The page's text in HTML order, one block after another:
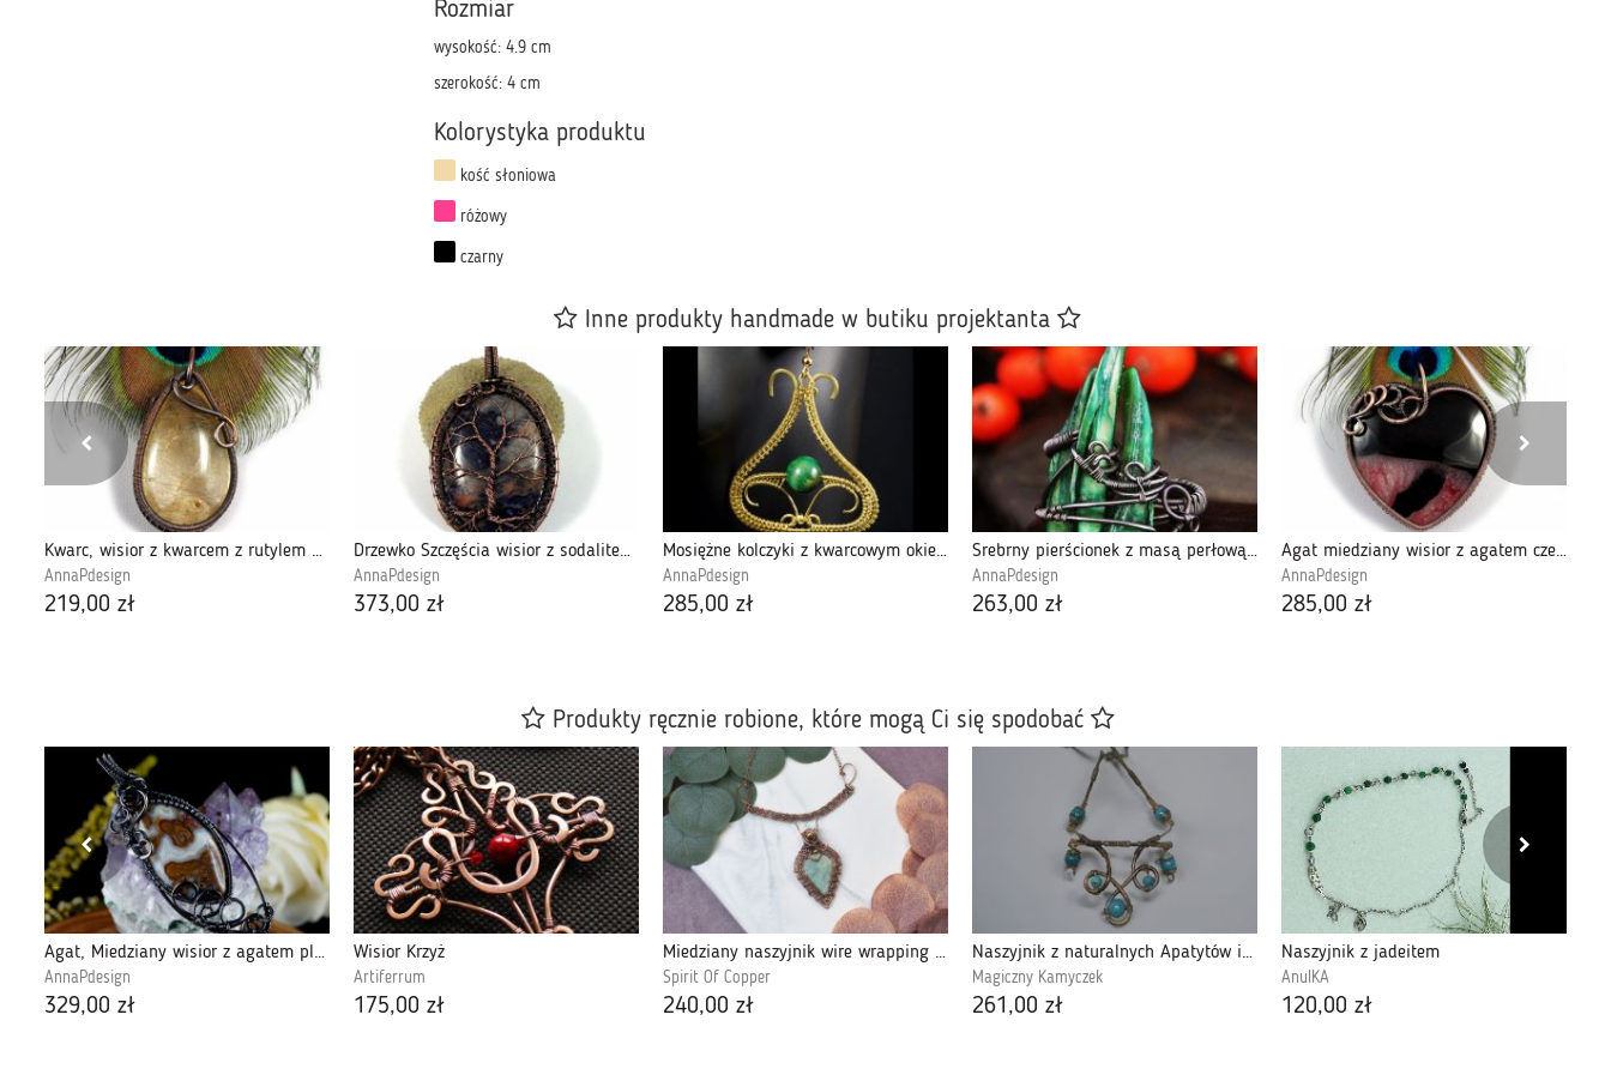
Rozmiar
wysokość: 4.9 cm
szerokość: 4 cm
Kolorystyka produktu
kość słoniowa
różowy
czarny
Inne produkty handmade w butiku projektanta
Kwarc, wisior z kwarcem z rutylem miedziany
AnnaPdesign
219,00 zł
Drzewko Szczęścia wisior z sodalitem owal
AnnaPdesign
373,00 zł
Mosiężne kolczyki z kwarcowym okiem boho
AnnaPdesign
285,00 zł
Srebrny pierścionek z masą perłową zielony
AnnaPdesign
263,00 zł
Agat miedziany wisior z agatem czerwonym
AnnaPdesign
285,00 zł
Produkty ręcznie robione, które mogą Ci się spodobać
Agat, Miedziany wisior z agatem plume brąz
AnnaPdesign
329,00 zł
Wisior Krzyż
Artiferrum
175,00 zł
Miedziany naszyjnik wire wrapping z amazonitem #507
Spirit Of Copper
240,00 zł
Naszyjnik z naturalnych Apatytów i miedzi
Magiczny Kamyczek
261,00 zł
Naszyjnik z jadeitem
AnulKA
120,00 zł